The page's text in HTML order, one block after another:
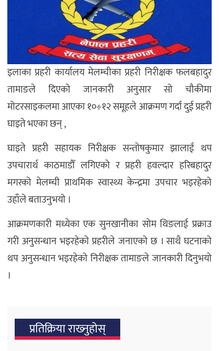
इलाका प्रहरी कार्यालय मेलम्चीका प्रहरी निरीक्षक फलबहादुर
तामाङले दिएको जानकारी अनुसार सो चौकीमा
मोटरसाइकलमा आएका १०÷१२ समूहले आक्रमण गर्दा दुई प्रहरी
घाइते भएका छन् ,
घाइते प्रहरी सहायक निरीक्षक सन्तोषकुमार झालाई थप
उपचारार्थ काठमाडौँ लगिएको र प्रहरी हवल्दार हरिबहादुर
मगरको मेलम्ची प्राथमिक स्वास्थ्य केन्द्रमा उपचार भइरहेको
उहाँले बताउनुभयो ।
आक्रमणकारी मध्येका एक सुनखानीका सोम थिङलाई प्रक्राउ
गरी अनुसन्धान भइरहेको प्रहरीले जनाएको छ । साथै घटनाको
थप अनुसन्धान भइरहेको निरीक्षक तामाङले जानकारी दिनुभयो
।
प्रतिक्रिया राख्‍नुहोस्